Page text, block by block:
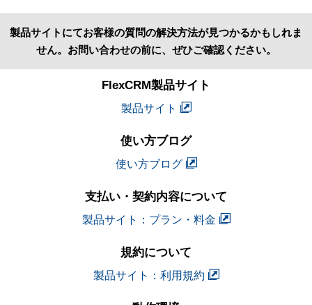
製品サイトにてお客様の質問の解決方法が見つかるかもしれま
せん。お問い合わせの前に、ぜひご確認ください。
FlexCRM製品サイト
製品サイト
使い方ブログ
使い方ブログ
支払い・契約内容について
製品サイト：プラン・料金
規約について
製品サイト：利用規約